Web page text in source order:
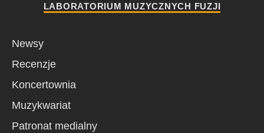
LABORATORIUM MUZYCZNYCH FUZJI
Newsy
Recenzje
Koncertownia
Muzykwariat
Patronat medialny